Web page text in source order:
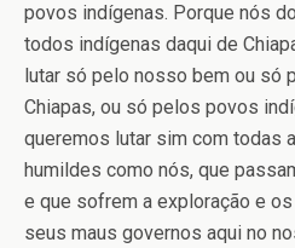
povos indígenas. Porque nós
todos indígenas daqui de
lutar só pelo nosso bem ou só
Chiapas, ou só pelos povos
queremos lutar sim com todas
humildes como nós, que
e que sofrem a exploração e
seus maus governos aqui no